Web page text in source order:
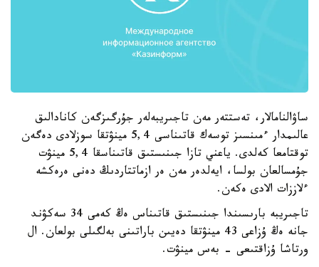
ساۋالنامالار، تەستتەر مەن تاجىريبەلەر جۇرگىزگەن كانادالىق
عالىمدار ءمىنسىز توسەك قاتىناسى 5,4 مينۋتقا سوزلادى دەگەن
توقتامعا كەلدى. ياعني تازا جىنىستىق قاتىناسقا 5,4 مينۋت
جۇمسالعان بولسا، ايەلدەر مەن ەر ازماتتاردىڭ دەنى ەرەكشە
ءلاززات الادى ەكەن.
تاجىريبە بارىسىندا جىنىستىق قاتىناس ەڭ كەمى 34 سەكۋند
جانە ەڭ ۇزاعى 43 مينۋتقا دەيىن باراتىنى بەلگىلى بولعان. ال
ورتاشا ۇزاقتىعى - بەس مينۋت.